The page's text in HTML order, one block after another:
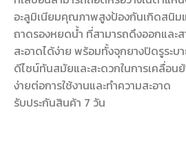
อะลูมิเนียมคุณภาพสูงป้องกันเกิดสนิม
ถาดรองหยดน้ำ ที่สามารถดึงออกและส
สะอาดได้ง่าย พร้อมทั้งจุกยางปิดรูระบ
ดีไซน์ทันสมัยและสะดวกในการเคลื่อน
ง่ายต่อการใช้งานและทำความสะอาด
รับประกันสินค้า 7 วัน